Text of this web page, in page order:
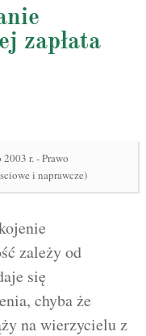
zapłata
r. - Prawo
i naprawcze)
zależy od
się
chyba że
na wierzycielu z